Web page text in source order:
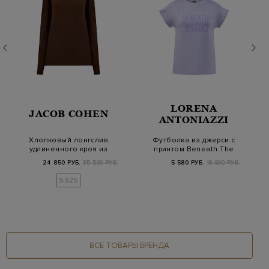
JACOB COHEN
Хлопковый лонгслив
удлиненного кроя из
гладкого джерси
24 850 РУБ. 35 500 РУБ.
SS25
LORENA
ANTONIAZZI
Футболка из джерси с
принтом Beneath The
Stars
5 580 РУБ. 18 600 РУБ.
ВСЕ ТОВАРЫ БРЕНДА